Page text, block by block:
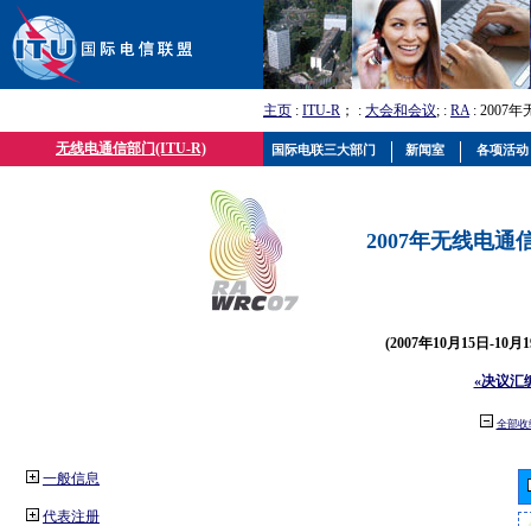
主页 : ITU-R ； : 大会和会议; : RA: 2007年
无线电通信部门(ITU-R)
2007年无线电通
(2007年10月15日-10月
«决议汇
全部收
一般信息
代表注册
国际电联三大部门 新闻室 各项活动